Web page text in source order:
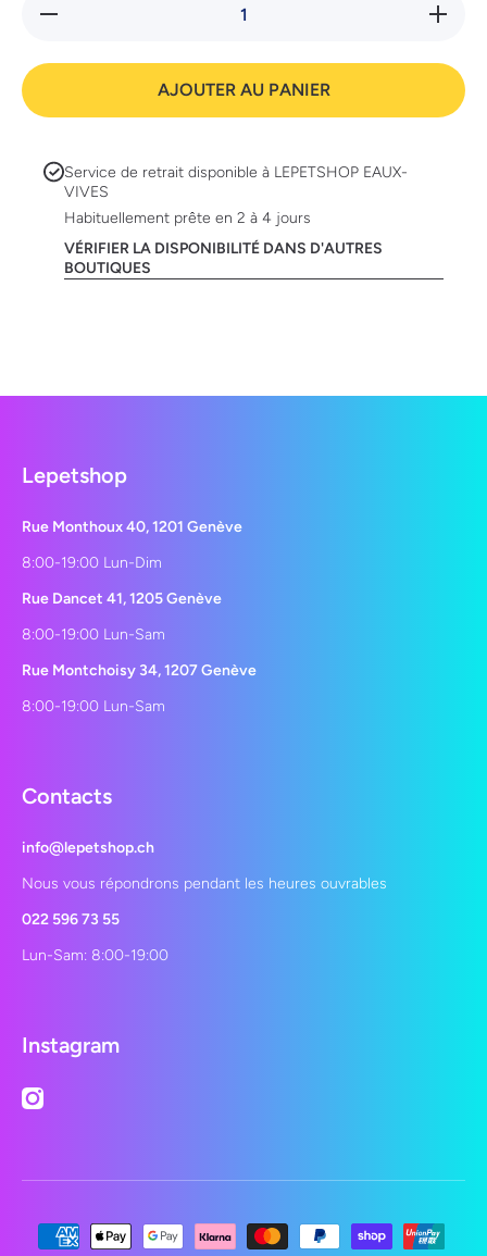
Réduire
la
Spray
ml
AJOUTER AU PANIER
Service de retrait disponible à LEPETSHOP EAUX-
VIVES
Habituellement prête en 2 à 4 jours
VÉRIFIER LA DISPONIBILITÉ DANS D'AUTRES
BOUTIQUES
Lepetshop
Rue Monthoux 40, 1201 Genève
8:00-19:00 Lun-Dim
Rue Dancet 41, 1205 Genève
8:00-19:00 Lun-Sam
Rue Montchoisy 34, 1207 Genève
8:00-19:00 Lun-Sam
Contacts
info@lepetshop.ch
Nous vous répondrons pendant les heures ouvrables
022 596 73 55
Lun-Sam: 8:00-19:00
Instagram
instagramcom/lepetshopch/
Moyens de paiement